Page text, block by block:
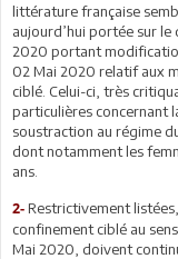
littérature française
aujourd’hui portée sur
2020 portant
02 Mai 2020 relatif aux
ciblé. Celui-ci, très
particulières concernant
soustraction au régime
dont notamment les
ans.
2- Restrictivement
confinement ciblé au
Mai 2020, doivent